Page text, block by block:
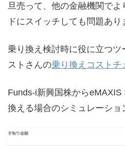
旦売って、他の金融機関で
ドにスイッチしても問題あり
乗り換え検討時に役に立つツ
ストさんの乗り換えコストチ
Funds-i新興国株からeMAXIS
換える場合のシミュレーショ